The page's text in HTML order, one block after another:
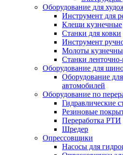
Оборудование для
Инструмент для
Клещи кузнечные
Станки для ковки
Инструмент
Молоты
Станки
Оборудование для
Оборудование
автомобилей
Оборудование по
Гидравлические
Резиновые
Переработка РТИ
Шредер
Опрессовщики
Насосы для